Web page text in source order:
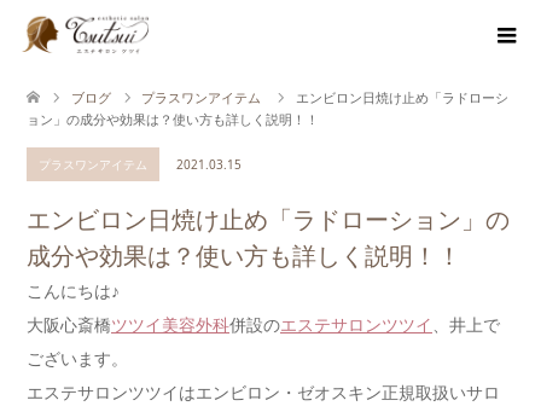
ブログ プラスワンアイテム
エンビロン日焼け止め「ラドローシ
ョン」の成分や効果は？使い方も詳しく説明！！
プラスワンアイテム 2021.03.15
エンビロン日焼け止め「ラドローション」の
成分や効果は？使い方も詳しく説明！！
こんにちは♪
大阪心斎橋ツツイ美容外科併設のエステサロンツツイ、井上で
ございます。
エステサロンツツイはエンビロン・ゼオスキン正規取扱いサロ